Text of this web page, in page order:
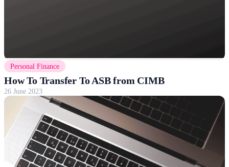
Personal Finance
How To Transfer To ASB from CIMB
26 June 2023